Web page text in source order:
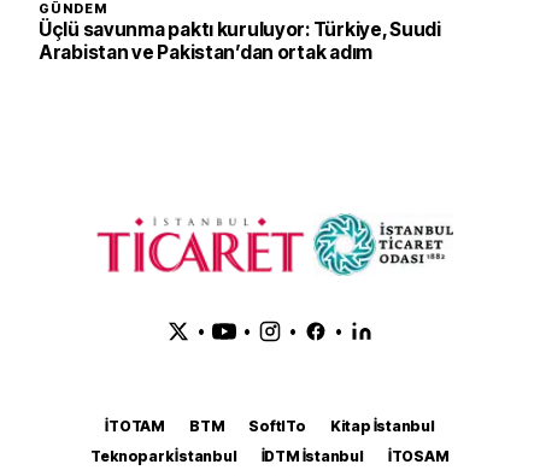
GÜNDEM
Üçlü savunma paktı kuruluyor: Türkiye, Suudi
Arabistan ve Pakistan’dan ortak adım
• • • •
İTOTAM BTM SoftITo
Kitap İstanbul
Teknopark İstanbul
İDTM İstanbul
İTOSAM